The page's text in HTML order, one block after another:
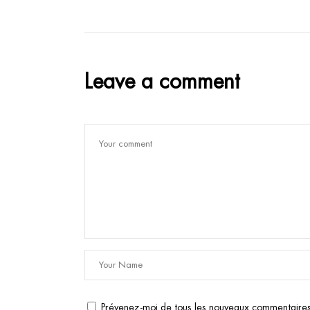
Leave a comment